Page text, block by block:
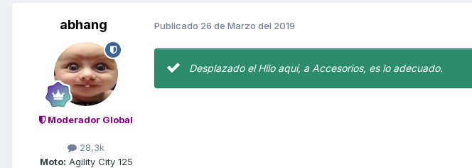
abhang
Moderador Global
28,3k
Moto: Agility City 125
Publicado 26 de Marzo del 2019
Desplazado el Hilo aquí, a Accesorios, es lo adecuado.